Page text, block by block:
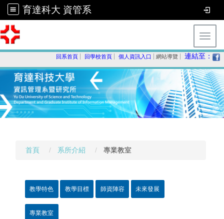
育達科大 資管系
回系首頁 回學校首頁 個人資訊入口 網站導覽 連結至：
首頁 系所介紹 專業教室
教學特色 教學目標 師資陣容 未來發展
專業教室